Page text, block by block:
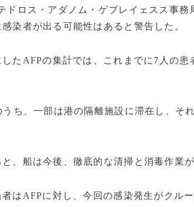
ドロス・アダノム・ゲブレイェスス事
染者が出る可能性はあると警告した。
たAFPの集計では、これまでに7人の
ち、一部は港の隔離施設に滞在し、そ
、船は今後、徹底的な清掃と消毒作業が
者はAFPに対し、今回の感染発生がクル